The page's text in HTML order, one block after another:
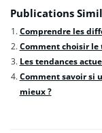
Publications
Comprendre les
Comment choisir
Les tendances
Comment savoir si
mieux ?